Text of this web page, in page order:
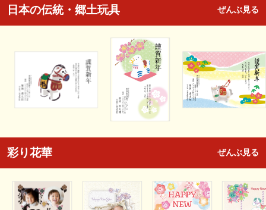
日本の伝統・郷土玩具 ぜんぶ見る
彩り花華 ぜんぶ見る